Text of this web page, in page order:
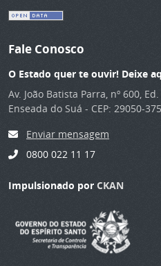
Fale Conosco
O Estado quer te ouvir! Deixe
Av. João Batista Parra, nº 600,
Enseada do Suá - CEP: 29050-
Enviar mensagem
0800 022 11 17
Impulsionado por CKAN